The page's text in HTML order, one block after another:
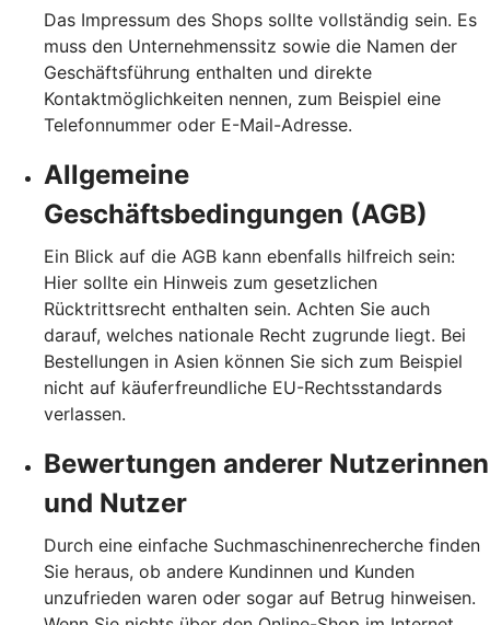
Das Impressum des Shops sollte vollständig sein. Es
muss den Unternehmenssitz sowie die Namen der
Geschäftsführung enthalten und direkte
Kontaktmöglichkeiten nennen, zum Beispiel eine
Telefonnummer oder E-Mail-Adresse.
Allgemeine
Geschäftsbedingungen (AGB)
Ein Blick auf die AGB kann ebenfalls hilfreich sein:
Hier sollte ein Hinweis zum gesetzlichen
Rücktrittsrecht enthalten sein. Achten Sie auch
darauf, welches nationale Recht zugrunde liegt. Bei
Bestellungen in Asien können Sie sich zum Beispiel
nicht auf käuferfreundliche EU-Rechtsstandards
verlassen.
Bewertungen anderer Nutzerinnen
und Nutzer
Durch eine einfache Suchmaschinenrecherche finden
Sie heraus, ob andere Kundinnen und Kunden
unzufrieden waren oder sogar auf Betrug hinweisen.